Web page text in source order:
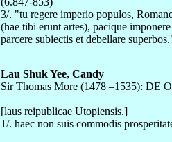
3/. "tu regere imperio populos,
(hae tibi erunt artes), pacique
parcere subiectis et debellare
Lau Shuk Yee, Candy
Sir Thomas More (1478 –1535):
[laus reipublicae Utopiensis.]
1/. haec non suis commodis